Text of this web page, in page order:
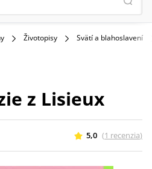
Životopisy Svätí a blahoslavení
z Lisieux
5,0 (1 recenzia)